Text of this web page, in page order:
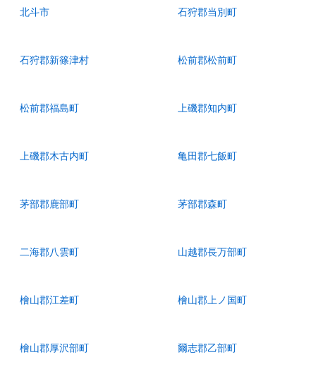
北斗市 石狩郡当別町
石狩郡新篠津村 松前郡松前町
松前郡福島町 上磯郡知内町
上磯郡木古内町 亀田郡七飯町
茅部郡鹿部町 茅部郡森町
二海郡八雲町 山越郡長万部町
檜山郡江差町 檜山郡上ノ国町
檜山郡厚沢部町 爾志郡乙部町